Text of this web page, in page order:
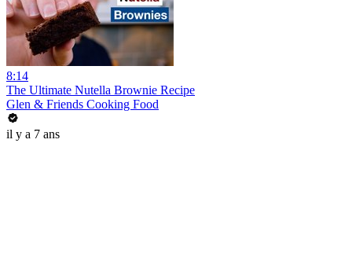
8:14
The Ultimate Nutella Brownie Recipe
Glen & Friends Cooking Food
il y a 7 ans